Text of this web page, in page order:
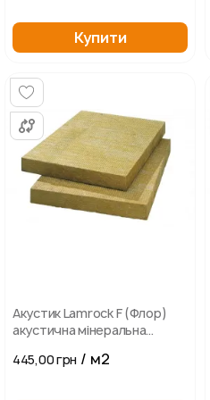
Купити
Акустик Lamrock F (Флор)
акустична мінеральна
445,00 грн / м2